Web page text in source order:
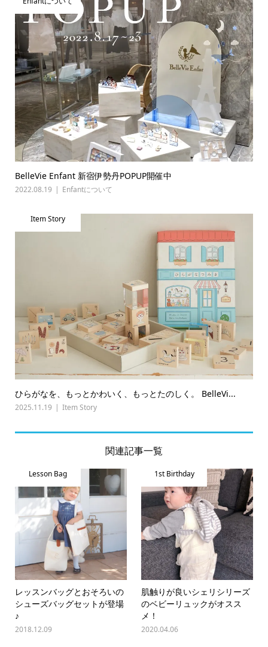
BelleVie Enfant 新宿伊勢丹POPUP開催中
2022.08.19 Enfantについて
Item Story
ひらがなを、もっとかわいく、もっとたのしく。 BelleVi...
2025.11.19 Item Story
関連記事一覧
Lesson Bag
レッスンバッグとおそろいの
シューズバッグセットが登場
♪
2018.12.09
1st Birthday
肌触りが良いシェリシリーズ
のベビーリュックがオスス
メ！
2020.04.06